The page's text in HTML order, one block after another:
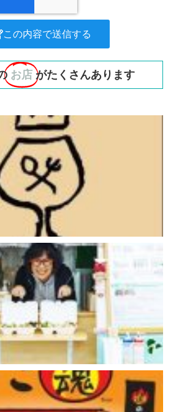
この内容で送信する
お店 がたくさんあります